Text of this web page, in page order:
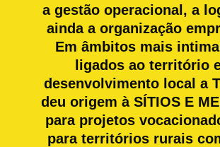
a gestão operacional, a
ainda a organização
Em âmbitos mais
ligados ao território
desenvolvimento local a
deu origem à SÍTIOS E
para projetos
para territórios rurais